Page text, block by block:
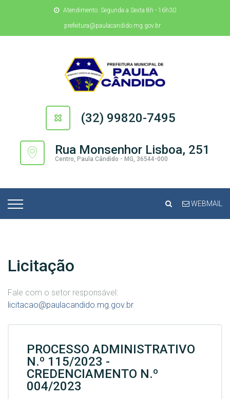
Atendimento: Segunda a Sexta 8h - 16h30
prefeitura@paulacandido.mg.gov.br
(32) 99820-7495
Rua Monsenhor Lisboa, 251
Centro, Paula Cândido - MG, 36544-000
WEBMAIL
Licitação
Fale com o setor responsável:
licitacao@paulacandido.mg.gov.br
PROCESSO ADMINISTRATIVO
N.º 115/2023 -
CREDENCIAMENTO N.º
004/2023